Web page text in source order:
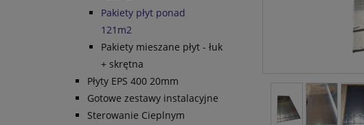
Pakiety płyt ponad
121m2
Pakiety mieszane płyt - łuk
+ skrętna
Płyty EPS 400 20mm
Gotowe zestawy instalacyjne
Sterowanie Cieplnym